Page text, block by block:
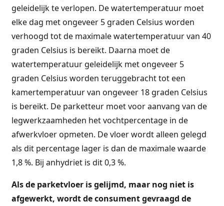
geleidelijk te verlopen. De watertemperatuur moet
elke dag met ongeveer 5 graden Celsius worden
verhoogd tot de maximale watertemperatuur van 40
graden Celsius is bereikt. Daarna moet de
watertemperatuur geleidelijk met ongeveer 5
graden Celsius worden teruggebracht tot een
kamertemperatuur van ongeveer 18 graden Celsius
is bereikt. De parketteur moet voor aanvang van de
legwerkzaamheden het vochtpercentage in de
afwerkvloer opmeten. De vloer wordt alleen gelegd
als dit percentage lager is dan de maximale waarde
1,8 %. Bij anhydriet is dit 0,3 %.
Als de parketvloer is gelijmd, maar nog niet is
afgewerkt, wordt de consument gevraagd de